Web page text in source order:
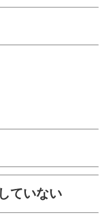
ていない